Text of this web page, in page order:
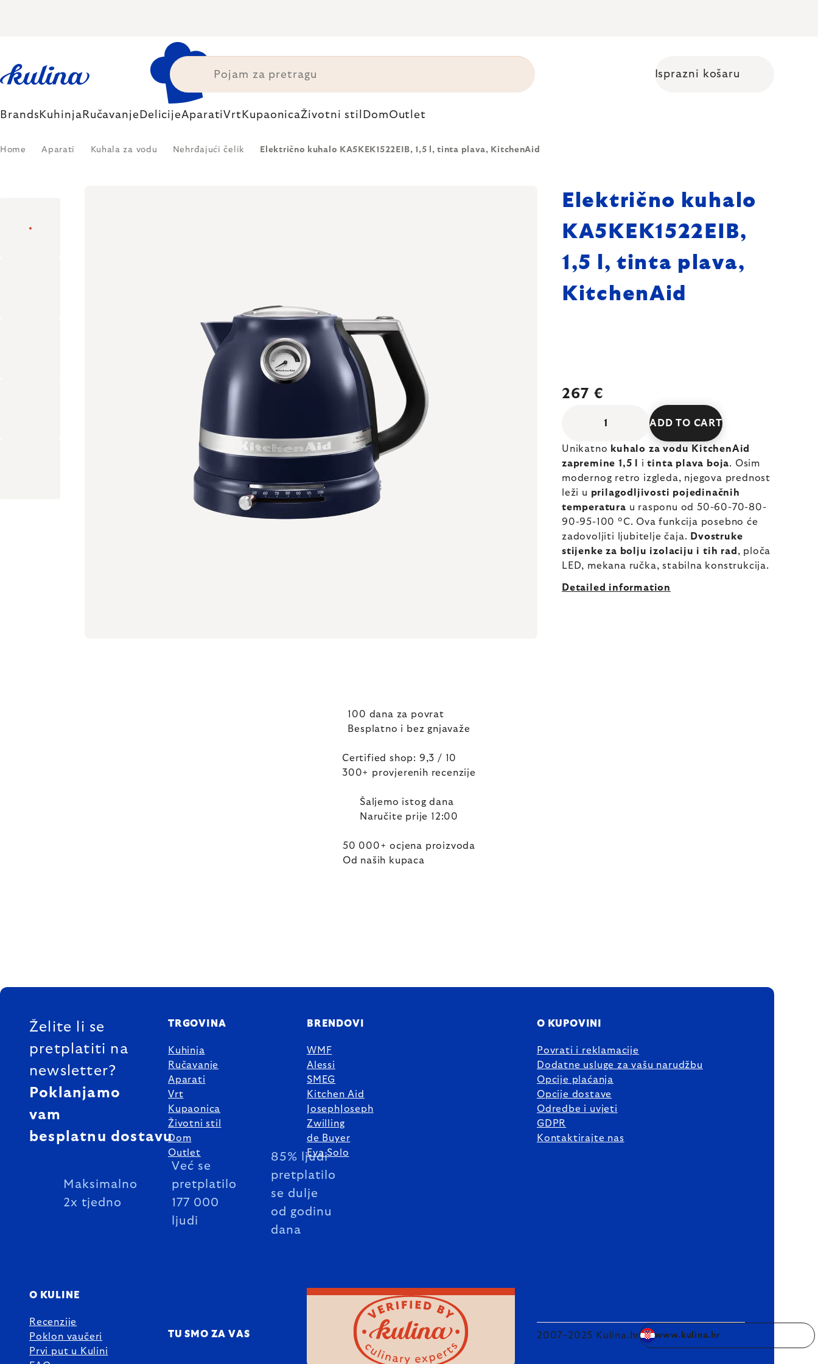
Isprazni košaru
Brands Kuhinja Ručavanje DelicijeAparatiVrt KupaonicaŽivotni stil DomOutlet
Home Aparati Kuhala za vodu Nehrđajući čelik Električno kuhalo KA5KEK1522EIB, 1,5 l, tinta plava, KitchenAid
Električno kuhalo
KA5KEK1522EIB,
1,5 l, tinta plava,
KitchenAid
267 €
ADD TO CART
Unikatno kuhalo za vodu KitchenAid
zapremine 1,5 l
itinta plava boja. Osim
modernog retro izgleda, njegova prednost
leži u prilagodljivosti pojedinačnih
temperatura u rasponu od 50-60-70-80-
90-95-100 °C. Ova funkcija posebno će
zadovoljiti ljubitelje čaja. Dvostruke
stijenke za bolju izolaciju i tih rad , ploča
LED, mekana ručka, stabilna konstrukcija.
Detailed information
100 dana za povrat
Besplatno i bez gnjavaže
Certified shop: 9,3 / 10
300+ provjerenih recenzije
Šaljemo istog dana
Naručite prije 12:00
50 000+ ocjena proizvoda
Od naših kupaca
FOOTER
Želite li se
pretplatiti na
newsletter?
Poklanjamo
vam
besplatnu dostavu
Maksimalno
2x tjedno
Već se
pretplatilo
177 000
ljudi
85% ljudi
pretplatilo
se dulje
od godinu
dana
TRGOVINA
Kuhinja
Ručavanje
Aparati
Vrt
Kupaonica
Životni stil
Dom
Outlet
BRENDOVI
WMF
Alessi
SMEG
Kitchen Aid
JosephJoseph
Zwilling
de Buyer
Eva Solo
O KUPOVINI
Povrati i reklamacije
Dodatne usluge za vašu narudžbu
Opcije plaćanja
Opcije dostave
Odredbe i uvjeti
GDPR
Kontaktirajte nas
O KULINE
Recenzije
Poklon vaučeri
Prvi put u Kulini
TU SMO ZA VAS 2007–2025 Kulina.hr www.kulina.hr